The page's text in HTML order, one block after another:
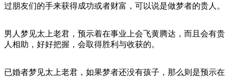
过朋友们的手来获得成功或者财富，可以说是做梦者的贵人。
男人梦见太上老君，预示着在事业上会飞黄腾达，而且会有贵
人相助，好好把握，会取得胜利与收获的。
已婚者梦见太上老君，如果梦者还没有孩子，那么则是预示在